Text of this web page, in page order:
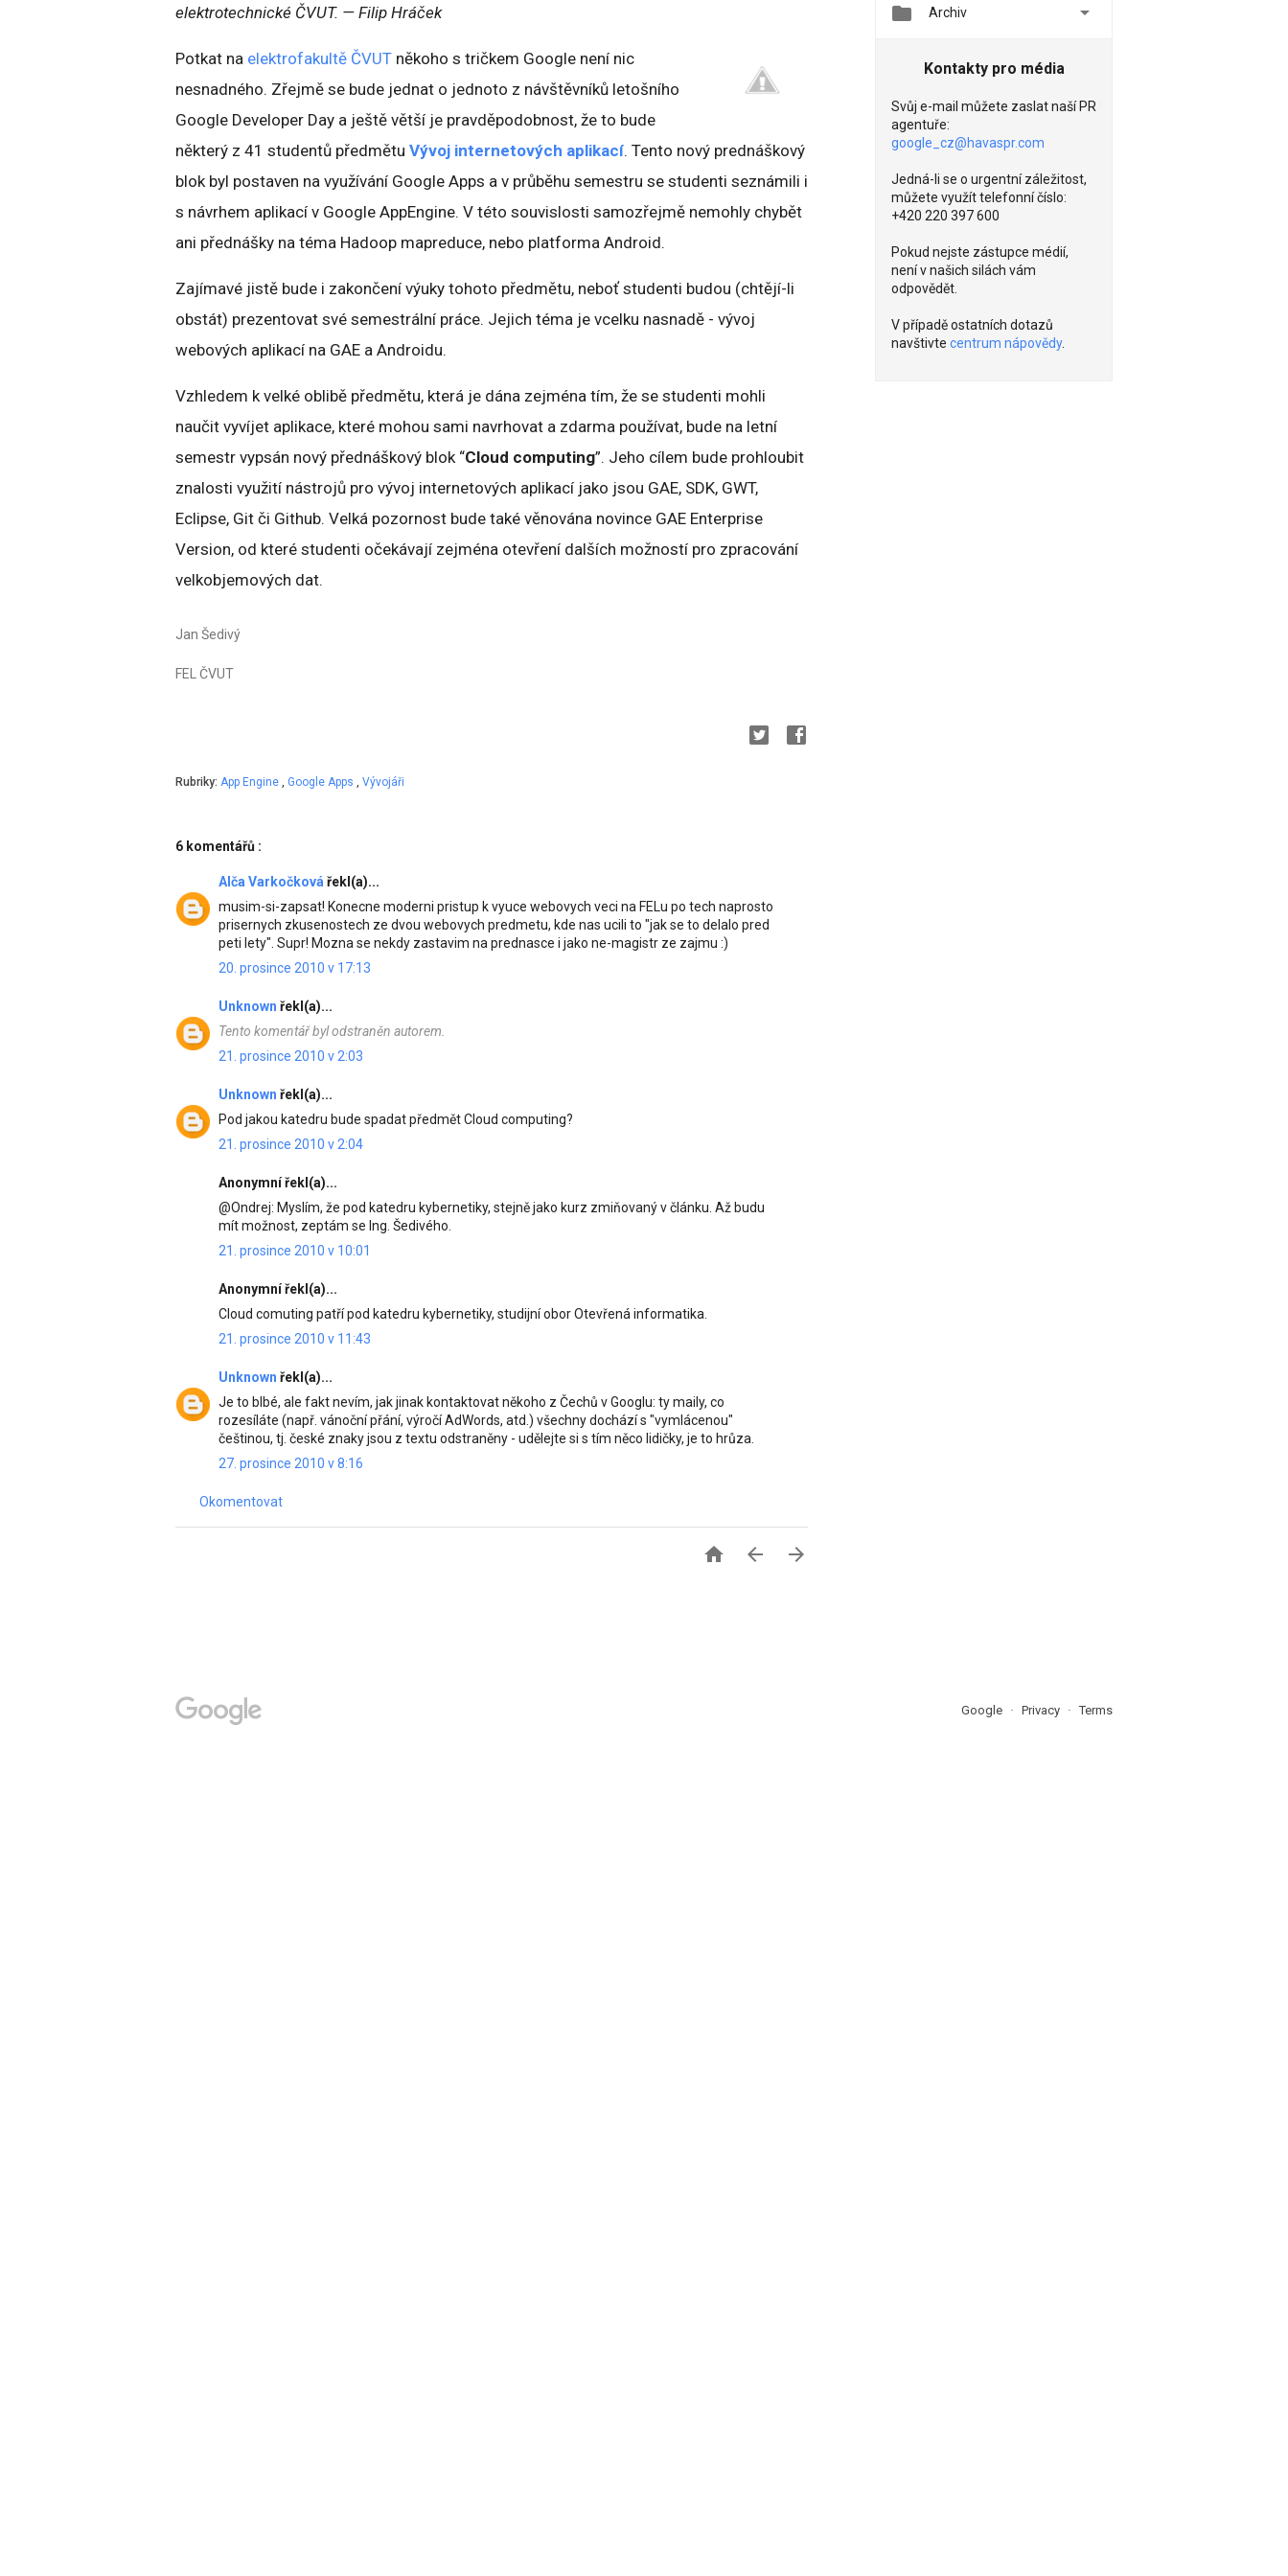
elektrotechnické ČVUT. — Filip Hráček
Potkat na elektrofakultě ČVUT někoho s tričkem Google není nic
nesnadného. Zřejmě se bude jednat o jednoto z návštěvníků letošního
Google Developer Day a ještě větší je pravděpodobnost, že to bude
některý z 41 studentů předmětu Vývoj internetových aplikací. Tento nový prednáškový
blok byl postaven na využívání Google Apps a v průběhu semestru se studenti seznámili i
s návrhem aplikací v Google AppEngine. V této souvislosti samozřejmě nemohly chybět
ani přednášky na téma Hadoop mapreduce, nebo platforma Android.
Zajímavé jistě bude i zakončení výuky tohoto předmětu, neboť studenti budou (chtějí-li
obstát) prezentovat své semestrální práce. Jejich téma je vcelku nasnadě - vývoj
webových aplikací na GAE a Androidu.
Vzhledem k velké oblibě předmětu, která je dána zejména tím, že se studenti mohli
naučit vyvíjet aplikace, které mohou sami navrhovat a zdarma používat, bude na letní
semestr vypsán nový přednáškový blok “Cloud computing”. Jeho cílem bude prohloubit
znalosti využití nástrojů pro vývoj internetových aplikací jako jsou GAE, SDK, GWT,
Eclipse, Git či Github. Velká pozornost bude také věnována novince GAE Enterprise
Version, od které studenti očekávají zejména otevření dalších možností pro zpracování
velkobjemových dat.
Jan Šedivý
FEL ČVUT
Rubriky: App Engine , Google Apps , Vývojáři
6 komentářů :
Alča Varkočková řekl(a)...
musim-si-zapsat! Konecne moderni pristup k vyuce webovych veci na FELu po tech naprosto
prisernych zkusenostech ze dvou webovych predmetu, kde nas ucili to "jak se to delalo pred
peti lety". Supr! Mozna se nekdy zastavim na prednasce i jako ne-magistr ze zajmu :)
20. prosince 2010 v 17:13
Unknown řekl(a)...
Tento komentář byl odstraněn autorem.
21. prosince 2010 v 2:03
Unknown řekl(a)...
Pod jakou katedru bude spadat předmět Cloud computing?
21. prosince 2010 v 2:04
Anonymní řekl(a)...
@Ondrej: Myslím, že pod katedru kybernetiky, stejně jako kurz zmiňovaný v článku. Až budu
mít možnost, zeptám se Ing. Šedivého.
21. prosince 2010 v 10:01
Anonymní řekl(a)...
Cloud comuting patří pod katedru kybernetiky, studijní obor Otevřená informatika.
21. prosince 2010 v 11:43
Unknown řekl(a)...
Je to blbé, ale fakt nevím, jak jinak kontaktovat někoho z Čechů v Googlu: ty maily, co
rozesíláte (např. vánoční přání, výročí AdWords, atd.) všechny dochází s "vymlácenou"
češtinou, tj. české znaky jsou z textu odstraněny - udělejte si s tím něco lidičky, je to hrůza.
27. prosince 2010 v 8:16
Okomentovat
  
 Archiv 
Kontakty pro média
Svůj e-mail můžete zaslat naší PR
agentuře:
google_cz@havaspr.com
Jedná-li se o urgentní záležitost,
můžete využít telefonní číslo:
+420 220 397 600
Pokud nejste zástupce médií,
není v našich silách vám
odpovědět.
V případě ostatních dotazů
navštivte centrum nápovědy.
Google Privacy Terms